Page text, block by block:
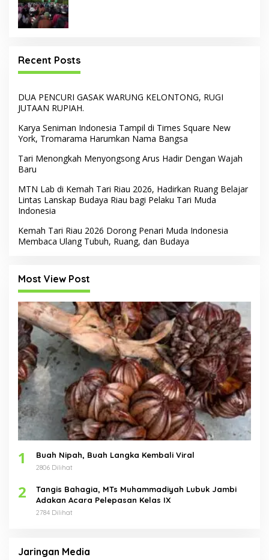
Recent Posts
DUA PENCURI GASAK WARUNG KELONTONG, RUGI
JUTAAN RUPIAH.
Karya Seniman Indonesia Tampil di Times Square New
York, Tromarama Harumkan Nama Bangsa
Tari Menongkah Menyongsong Arus Hadir Dengan Wajah
Baru
MTN Lab di Kemah Tari Riau 2026, Hadirkan Ruang Belajar
Lintas Lanskap Budaya Riau bagi Pelaku Tari Muda
Indonesia
Kemah Tari Riau 2026 Dorong Penari Muda Indonesia
Membaca Ulang Tubuh, Ruang, dan Budaya
Most View Post
1 Buah Nipah, Buah Langka Kembali Viral
2806 Dilihat
2
Tangis Bahagia, MTs Muhammadiyah Lubuk Jambi
Adakan Acara Pelepasan Kelas IX
2784 Dilihat
Jaringan Media